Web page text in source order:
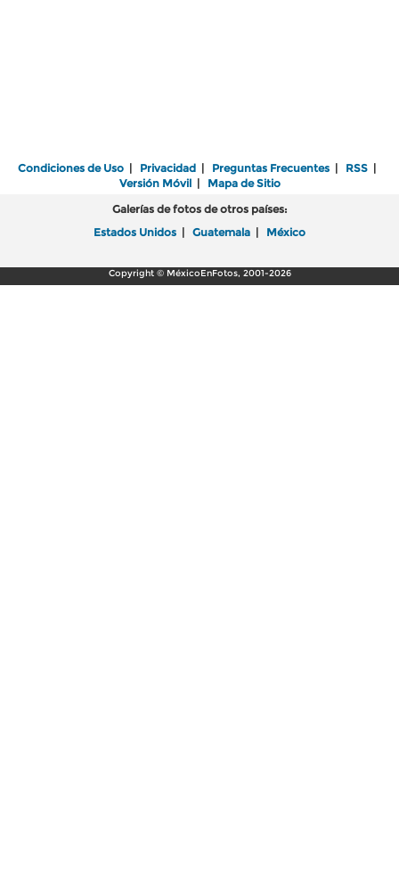
Condiciones de Uso | Privacidad | Preguntas Frecuentes | RSS |
Versión Móvil| Mapa de Sitio
Galerías de fotos de otros países:
Estados Unidos | Guatemala | México
Copyright © MéxicoEnFotos, 2001-2026